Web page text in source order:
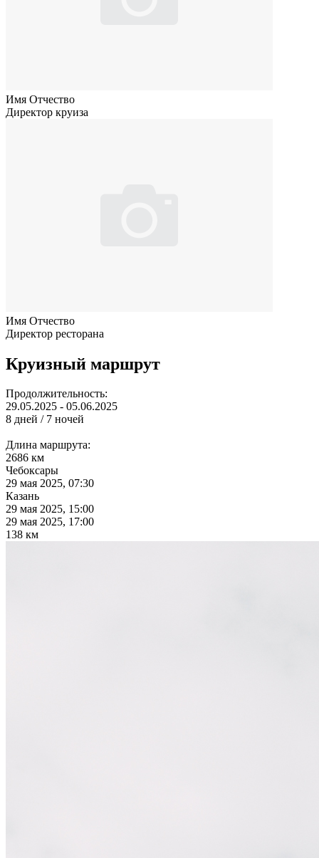
Имя Отчество
Директор круиза
Имя Отчество
Директор ресторана
Круизный маршрут
Продолжительность:
29.05.2025 - 05.06.2025
8 дней / 7 ночей
Длина маршрута:
2686 км
Чебоксары
29 мая 2025, 07:30
Казань
29 мая 2025, 15:00
29 мая 2025, 17:00
138 км